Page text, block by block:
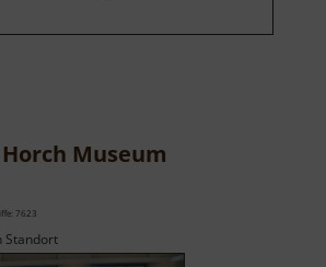
Museum
7623
Standort